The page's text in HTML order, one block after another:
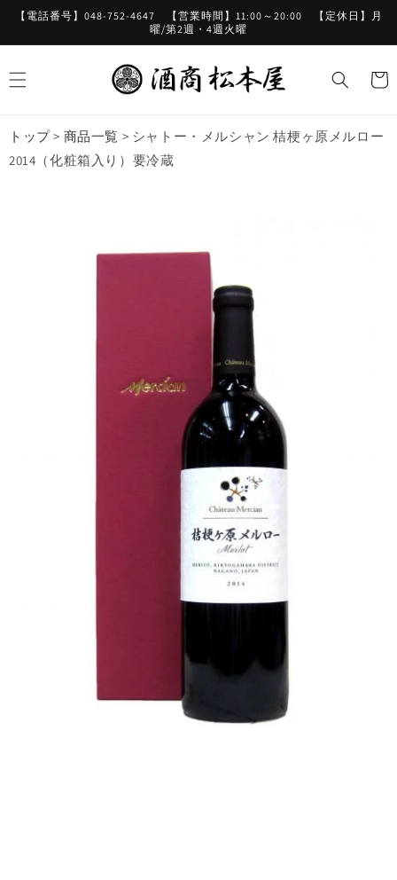
ンツに
【電話番号】048-752-4647 【営業時間】11:00～20:00 【定休日】月
曜/第2週・4週火曜
ー
トップ> 商品一覧 > シャトー・メルシャン 桔梗ヶ原メルロー
2014（化粧箱入り）要冷蔵